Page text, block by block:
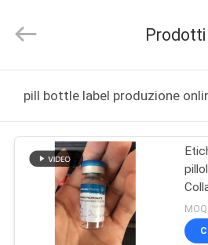
PRODOTTI
CIRCA
Industry
Rights
Prodotti
pill bottle label produzione